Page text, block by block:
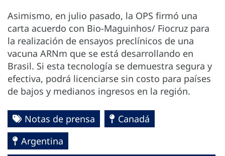
Asimismo, en julio pasado, la OPS firmó una
carta acuerdo con Bio-Maguinhos/ Fiocruz para
la realización de ensayos preclínicos de una
vacuna ARNm que se está desarrollando en
Brasil. Si esta tecnología se demuestra segura y
efectiva, podrá licenciarse sin costo para países
de bajos y medianos ingresos en la región.
Notas de prensa
Canadá
Argentina